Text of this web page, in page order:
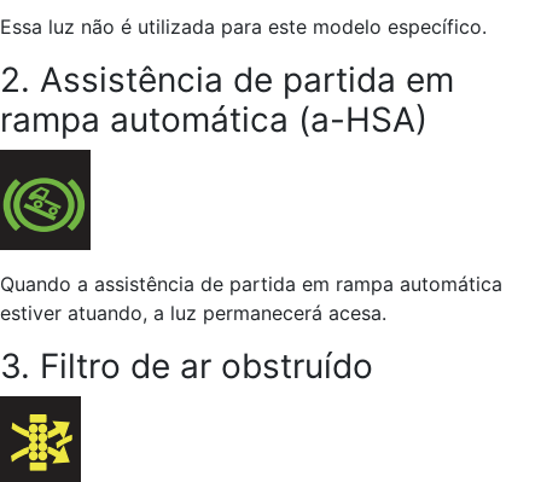
Essa luz não é utilizada para este modelo específico.
2. Assistência de partida em
rampa automática (a-HSA)
Quando a assistência de partida em rampa automática
estiver atuando, a luz permanecerá acesa.
3. Filtro de ar obstruído